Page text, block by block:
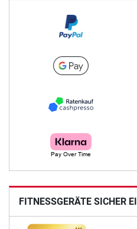
FITNESSGERÄTE SICHER